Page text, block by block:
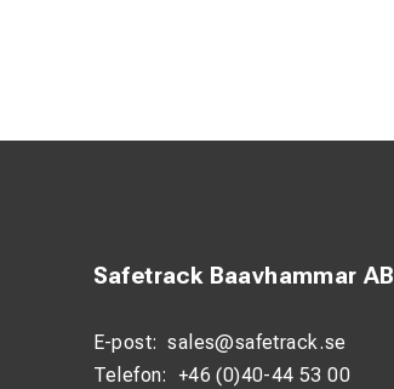
Safetrack Baavhammar AB
E-post: sales@safetrack.se
Telefon: +46 (0)40-44 53 00